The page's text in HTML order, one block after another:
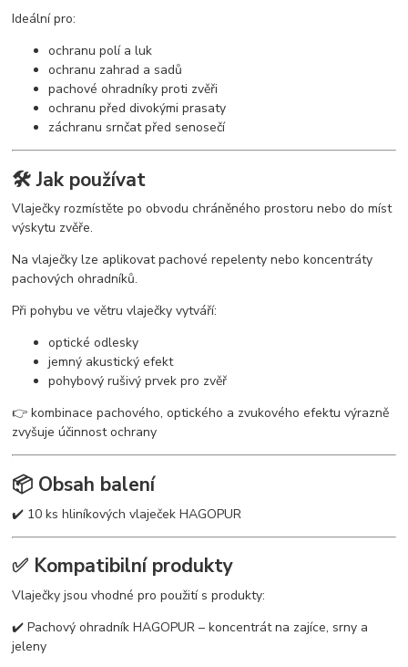
Ideální pro:
ochranu polí a luk
ochranu zahrad a sadů
pachové ohradníky proti zvěři
ochranu před divokými prasaty
záchranu srnčat před senosečí
🛠 Jak používat
Vlaječky rozmístěte po obvodu chráněného prostoru nebo do míst
výskytu zvěře.
Na vlaječky lze aplikovat pachové repelenty nebo koncentráty
pachových ohradníků.
Při pohybu ve větru vlaječky vytváří:
optické odlesky
jemný akustický efekt
pohybový rušivý prvek pro zvěř
👉 kombinace pachového, optického a zvukového efektu výrazně
zvyšuje účinnost ochrany
📦 Obsah balení
✔️ 10 ks hliníkových vlaječek HAGOPUR
✅ Kompatibilní produkty
Vlaječky jsou vhodné pro použití s produkty:
✔️ Pachový ohradník HAGOPUR – koncentrát na zajíce, srny a
jeleny